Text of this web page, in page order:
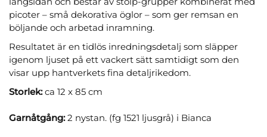
picoter – små dekorativa öglor – som ger remsan en
böljande och arbetad inramning.
Resultatet är en tidlös inredningsdetalj som släpper
igenom ljuset på ett vackert sätt samtidigt som den
visar upp hantverkets fina detaljrikedom.
Storlek:ca 12 x 85 cm
Garnåtgång:2 nystan. (fg 1521 ljusgrå) i Bianca